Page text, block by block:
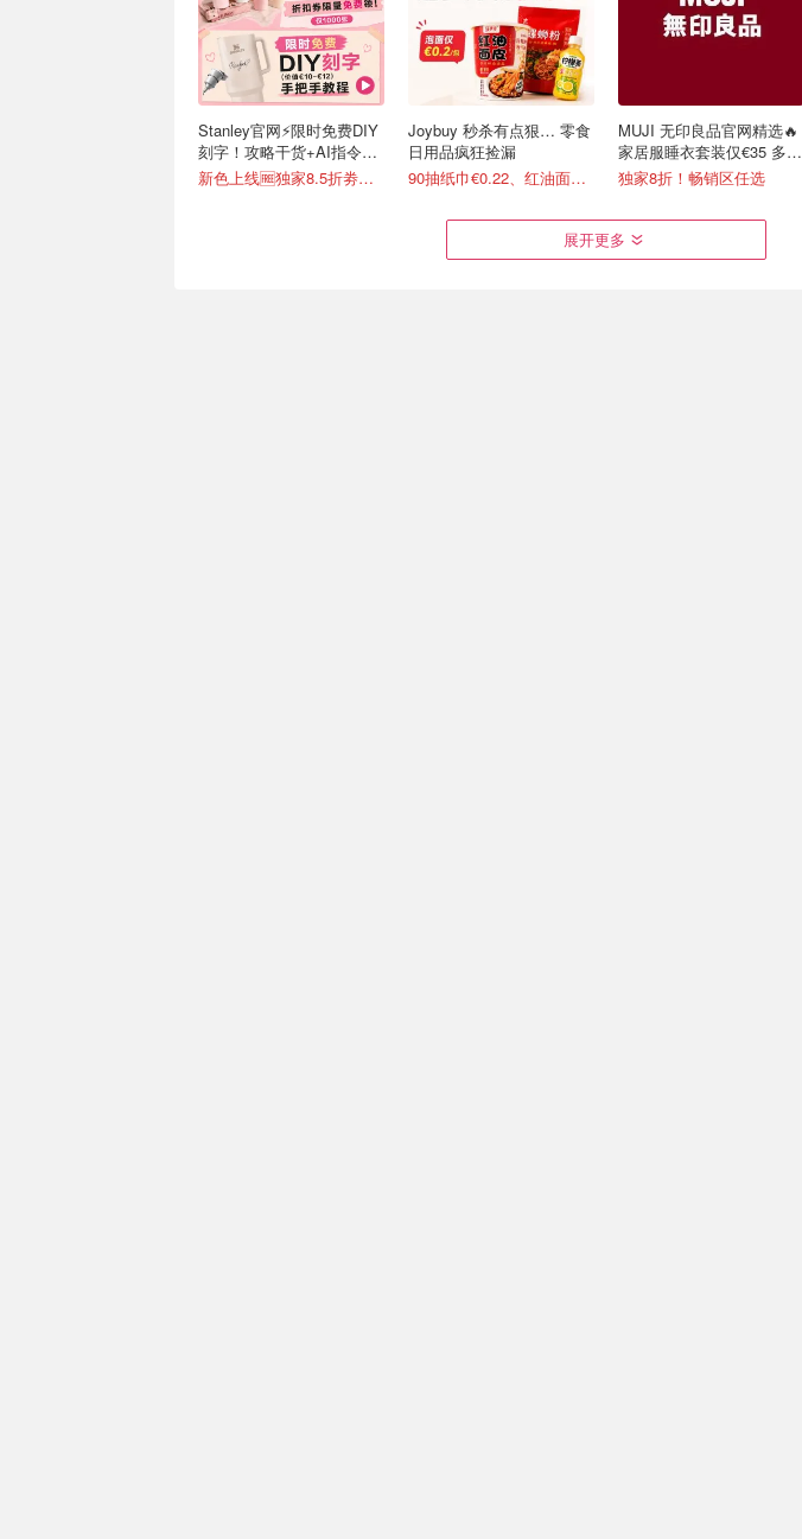
Stanley官网⚡️限时免费DIY
刻字！攻略干货+AI指令直
接戳
新色上线🆓独家8.5折劵速领
Joybuy 秒杀有点狠… 零食
日用品疯狂捡漏
90抽纸巾€0.22、红油面皮€0.99
MUJI 无印良品官网精选🔥
家居服睡衣套装仅€35 多色
可选
独家8折！畅销区任选
展开更多